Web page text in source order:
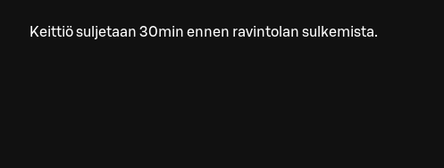
Keittiö suljetaan 30min ennen ravintolan sulkemista.